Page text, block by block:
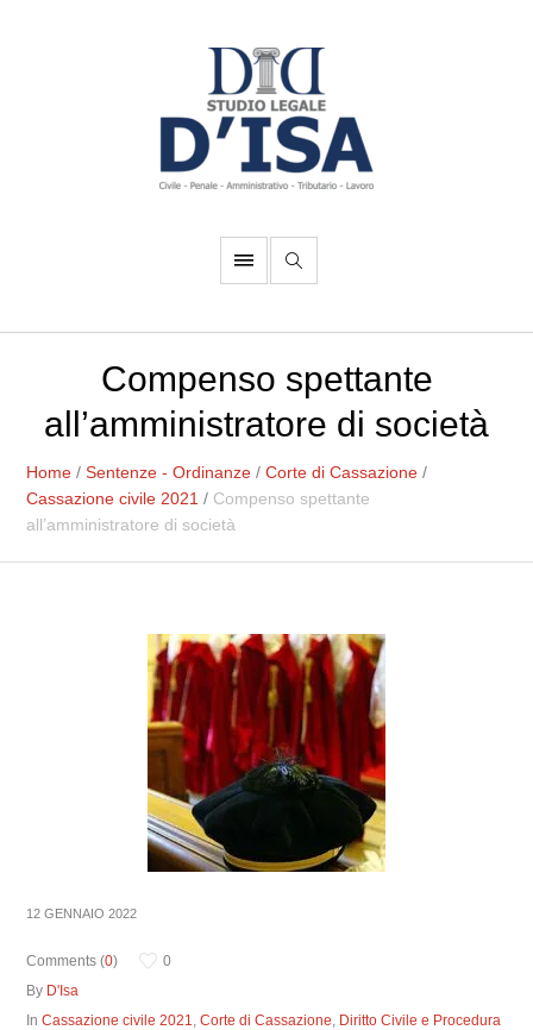
Compenso spettante
all’amministratore di società
Home /Sentenze - Ordinanze /Corte di Cassazione /
Cassazione civile 2021 / Compenso spettante
all’amministratore di società
12 GENNAIO 2022
Comments (0)
0
By D'Isa
InCassazione civile 2021,Corte di Cassazione, Diritto Civile e Procedura